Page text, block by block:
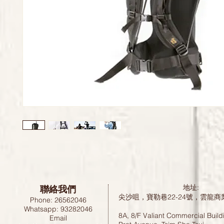
聯絡我們
Phone: 26562046
Whatsapp: 93282046
Email
地址:
尖沙咀，寶勒巷22-24號，雲龍
8A, 8/F Valiant Commercial